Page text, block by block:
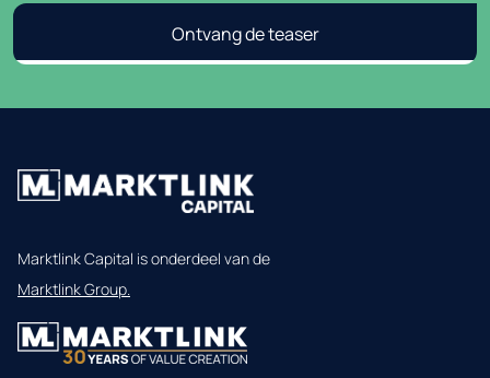
Marktlink Capital is onderdeel van de
Marktlink Group.